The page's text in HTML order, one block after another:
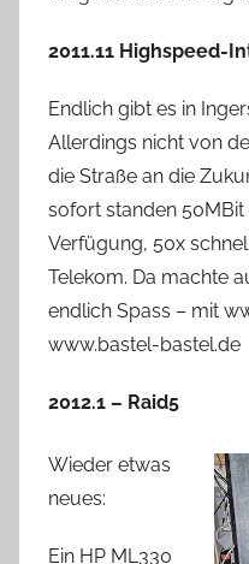
2011.11 Highspeed-
Endlich gibt es in
Allerdings nicht von
die Straße an die
sofort standen
Verfügung, 50x
Telekom. Da machte
endlich Spass – mit
www.bastel-bastel.de
2012.1 – Raid5
Wieder etwas
neues:
Ein HP ML330